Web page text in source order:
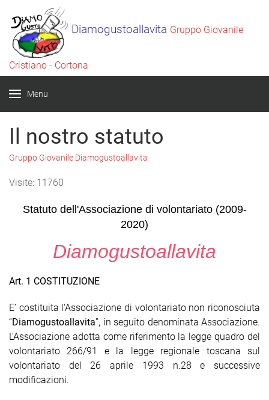
Diamogustoallavita Gruppo Giovanile
Cristiano - Cortona
Menu
Il nostro statuto
Gruppo Giovanile Diamogustoallavita
Visite: 11760
Statuto dell'Associazione di volontariato (2009-
2020)
Diamogustoallavita
Art. 1 COSTITUZIONE
E’ costituita l'Associazione di volontariato non riconosciuta
“Diamogustoallavita”, in seguito denominata Associazione.
L'Associazione adotta come riferimento la legge quadro del
volontariato 266/91 e la legge regionale toscana sul
volontariato del 26 aprile 1993 n.28 e successive
modificazioni.